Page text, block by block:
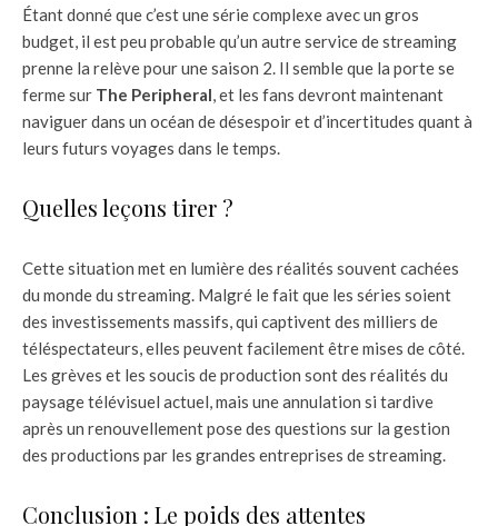
Étant donné que c’est une série complexe avec un gros
budget, il est peu probable qu’un autre service de streaming
prenne la relève pour une saison 2. Il semble que la porte se
ferme sur The Peripheral, et les fans devront maintenant
naviguer dans un océan de désespoir et d’incertitudes quant à
leurs futurs voyages dans le temps.
Quelles leçons tirer ?
Cette situation met en lumière des réalités souvent cachées
du monde du streaming. Malgré le fait que les séries soient
des investissements massifs, qui captivent des milliers de
téléspectateurs, elles peuvent facilement être mises de côté.
Les grèves et les soucis de production sont des réalités du
paysage télévisuel actuel, mais une annulation si tardive
après un renouvellement pose des questions sur la gestion
des productions par les grandes entreprises de streaming.
Conclusion : Le poids des attentes